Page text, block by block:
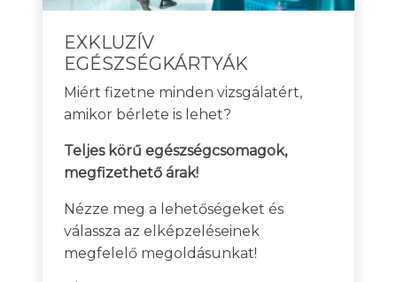
EXKLUZÍV
EGÉSZSÉGKÁRTYÁK
Miért fizetne minden vizsgálatért,
amikor bérlete is lehet?
Teljes körű egészségcsomagok,
megfizethető árak!
Nézze meg a lehetőségeket és
válassza az elképzeléseinek
megfelelő megoldásunkat!